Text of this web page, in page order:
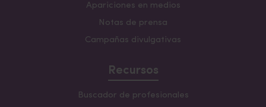
Apariciones en medios
Notas de prensa
Campañas divulgativas
Recursos
Buscador de profesionales